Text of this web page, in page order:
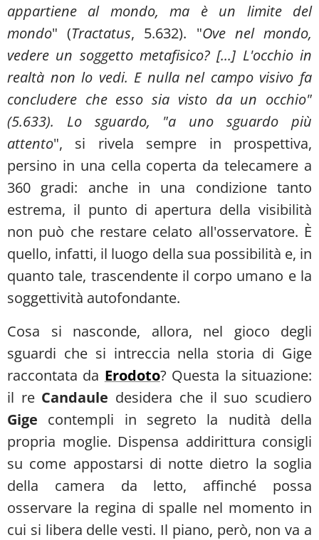
appartiene al mondo, ma è un limite del
mondo" (Tractatus, 5.632). "Ove nel mondo,
vedere un soggetto metafisico? [...] L'occhio in
realtà non lo vedi. E nulla nel campo visivo fa
concludere che esso sia visto da un occhio"
(5.633). Lo sguardo, "a uno sguardo più
attento", si rivela sempre in prospettiva,
persino in una cella coperta da telecamere a
360 gradi: anche in una condizione tanto
estrema, il punto di apertura della visibilità
non può che restare celato all'osservatore. È
quello, infatti, il luogo della sua possibilità e, in
quanto tale, trascendente il corpo umano e la
soggettività autofondante.
Cosa si nasconde, allora, nel gioco degli
sguardi che si intreccia nella storia di Gige
raccontata da Erodoto? Questa la situazione:
il re Candaule desidera che il suo scudiero
Gige contempli in segreto la nudità della
propria moglie. Dispensa addirittura consigli
su come appostarsi di notte dietro la soglia
della camera da letto, affinché possa
osservare la regina di spalle nel momento in
cui si libera delle vesti. Il piano, però, non va a